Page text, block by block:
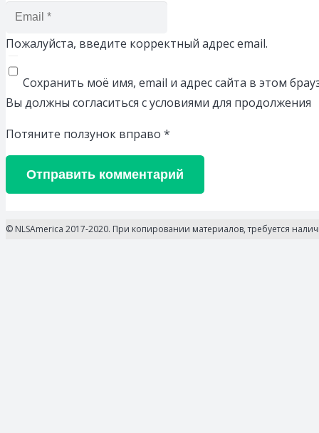
Пожалуйста, введите корректный адрес email.
Сохранить моё имя, email и адрес сайта в этом
Вы должны согласиться с условиями для продолжения
Потяните ползунок вправо *
Отправить комментарий
© NLSAmerica 2017-2020. При копировании материалов, требуется